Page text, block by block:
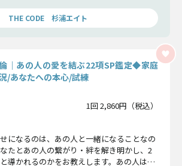
THE CODE 杉浦エイト
｜あの人の愛を結ぶ22項SP鑑定◆家庭
/あなたへの本心/試練
1回 2,860円（税込）
になるのは、あの人と一緒になることなの
たとあの人の繋がり・絆を解き明かし、2
導かれるのかをお教えします。あの人は離